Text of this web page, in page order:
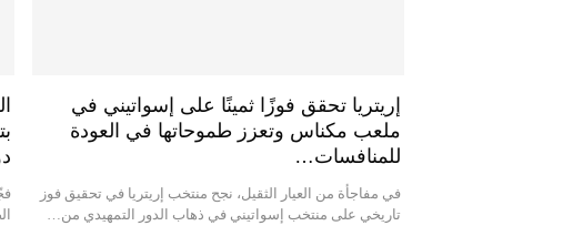
إريتريا تحقق فوزًا ثمينًا على إسواتيني في
ملعب مكناس وتعزز طموحاتها في العودة
للمنافسات…
في مفاجأة من العيار الثقيل، نجح منتخب إريتريا في تحقيق فوز
تاريخي على منتخب إسواتيني في ذهاب الدور التمهيدي من…